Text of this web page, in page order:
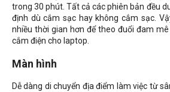
trong 30 phút. Tất cả các phiên bản đều
định dù cắm sạc hay không cắm sạc.
nhiều thời gian hơn để theo đuổi đam
cắm điện cho laptop.
Màn hình
Dễ dàng di chuyển địa điểm làm việc từ